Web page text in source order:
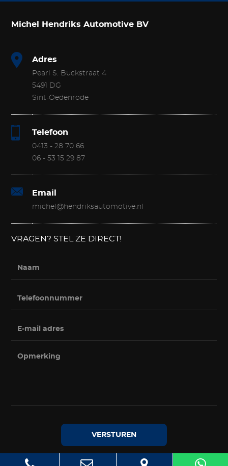
Michel Hendriks Automotive BV
Adres
Pearl S. Buckstraat 4
5491 DG
Sint-Oedenrode
Telefoon
0413 - 28 70 66
06 - 53 15 29 87
Email
michel@hendriksautomotive.nl
VRAGEN? STEL ZE DIRECT!
VERSTUREN